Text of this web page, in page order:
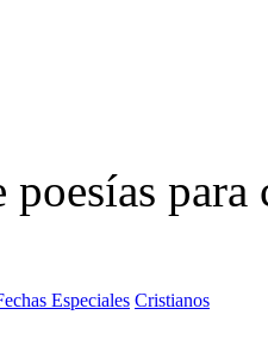
Especiales Cristianos